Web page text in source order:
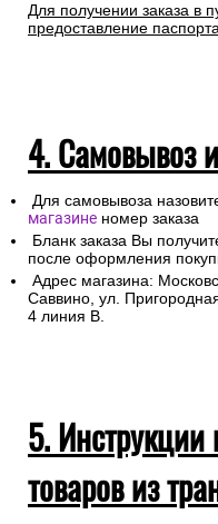
Для получении заказа в
предоставление
4. Самовывоз
Для самовывоза
магазине номер заказа
Бланк заказа Вы
после оформления
Адрес магазина:
Саввино, ул.
4 линия В.
5.
товаров из